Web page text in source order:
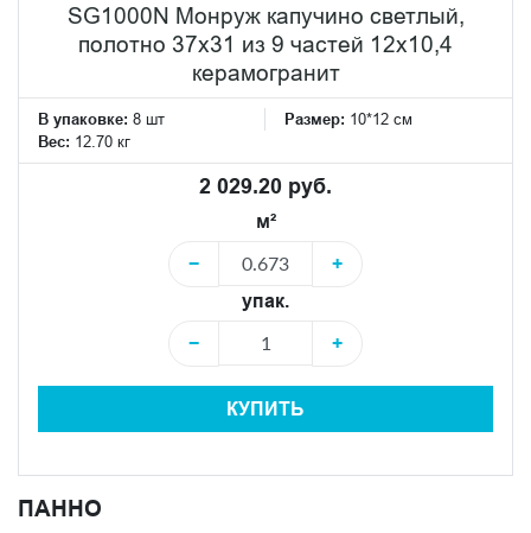
SG1000N Монруж капучино светлый,
полотно 37х31 из 9 частей 12х10,4
керамогранит
В упаковке: 8 шт Размер: 10*12 см
Вес: 12.70 кг
2 029.20 руб.
м²
−
+
упак.
−
+
КУПИТЬ
ПАННО